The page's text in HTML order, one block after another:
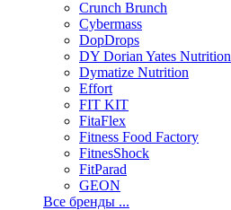
Crunch Brunch
Cybermass
DopDrops
DY Dorian Yates Nutrition
Dymatize Nutrition
Effort
FIT KIT
FitaFlex
Fitness Food Factory
FitnesShock
FitParad
GEON
Все бренды ...